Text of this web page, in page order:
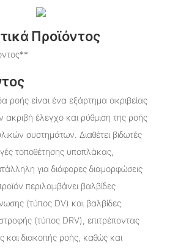
Προϊόντος
ροής είναι ένα εξάρτημα ακριβείας
ακριβή έλεγχο και ρύθμιση της ροής
συστημάτων. Διαθέτει βιδωτές
τοποθέτησης υποπλάκας,
για διάφορες διαμορφώσεις
περιλαμβάνει βαλβίδες
(τύπος DV) και βαλβίδες
(τύπος DRV), επιτρέποντας
και διακοπής ροής, καθώς και